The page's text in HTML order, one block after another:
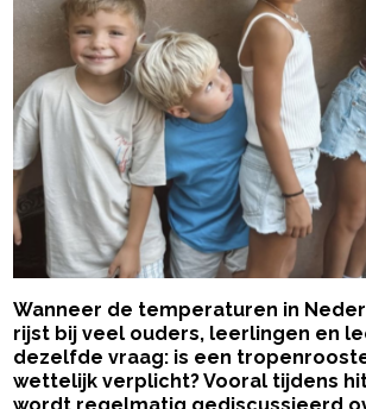
Wanneer de temperaturen in
rijst bij veel ouders, leerlingen en
dezelfde vraag: is een
wettelijk verplicht? Vooral tijdens
wordt regelmatig gediscussieerd